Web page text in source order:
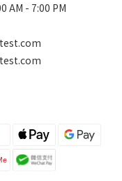
AM - 7:00 PM